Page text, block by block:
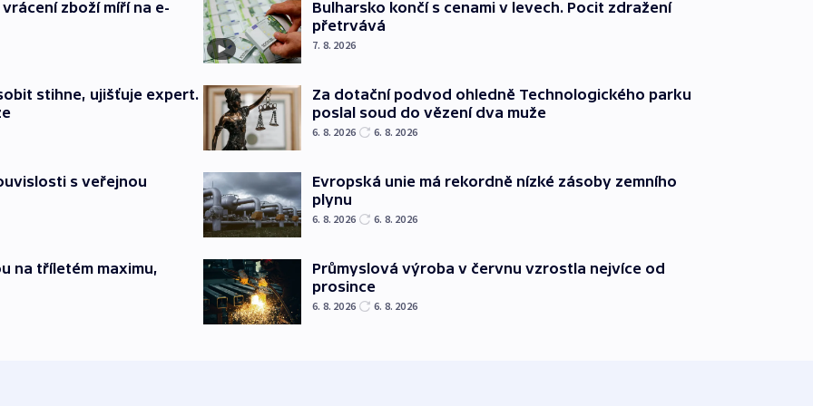
zboží míří na e-
stihne, ujišťuje expert.
s veřejnou
na tříletém maximu,
Bulharsko končí s cenami v levech. Pocit zdražení
přetrvává
7. 8. 2026
Za dotační podvod ohledně Technologického parku
poslal soud do vězení dva muže
6. 8. 2026 6. 8. 2026
Evropská unie má rekordně nízké zásoby zemního
plynu
6. 8. 2026 6. 8. 2026
Průmyslová výroba v červnu vzrostla nejvíce od
prosince
6. 8. 2026 6. 8. 2026